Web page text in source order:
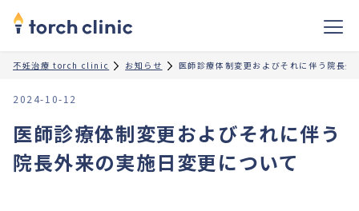
不妊治療 torch clinic お知らせ 医師診療体制変更およびそれに伴う院長
2024-10-12
医師診療体制変更およびそれに伴う
院長外来の実施日変更について